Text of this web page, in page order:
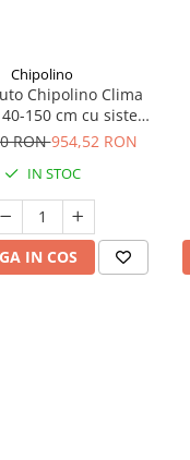
Chipolino
Chipolino Clima
150 cm cu sistem
si sezut rotativ
RON954,52 RON
IN STOC
IN COS